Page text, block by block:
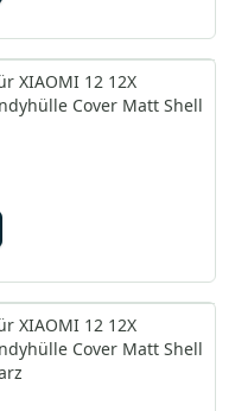
XIAOMI 12 12X
Cover Matt Shell
XIAOMI 12 12X
Cover Matt Shell